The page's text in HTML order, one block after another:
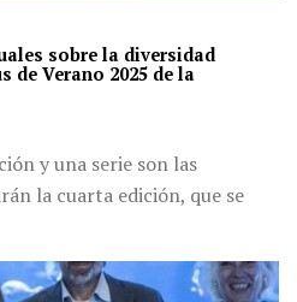
sobre la diversidad
de Verano 2025 de la
y una serie son las
la cuarta edición, que se